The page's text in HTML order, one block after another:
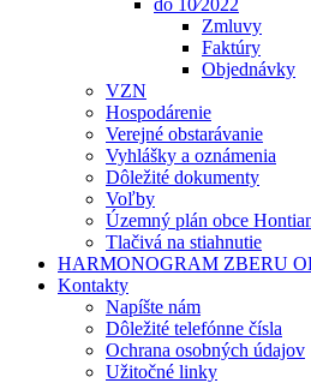
do 10⁄2022
Zmluvy
Faktúry
Objednávky
VZN
Hospodárenie
Verejné obstarávanie
Vyhlášky a oznámenia
Dôležité dokumenty
Voľby
Územný plán obce
Tlačivá na stiahnutie
HARMONOGRAM ZBERU
Kontakty
Napíšte nám
Dôležité telefónne čísla
Ochrana osobných údajov
Užitočné linky